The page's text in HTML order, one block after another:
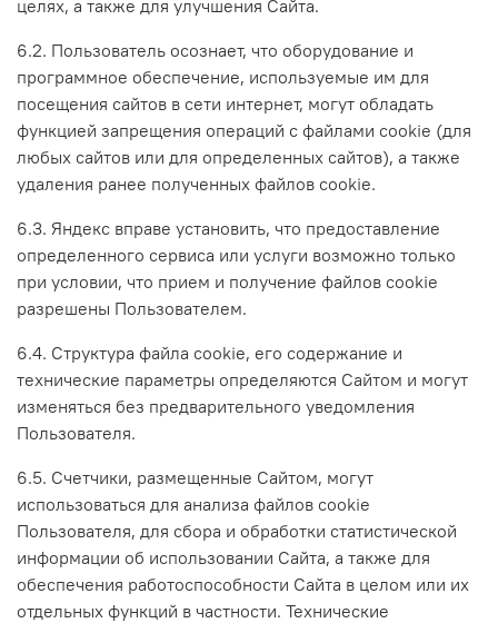
целях, а также для улучшения Сайта.
6.2. Пользователь осознает, что оборудование и
программное обеспечение, используемые им для
посещения сайтов в сети интернет, могут обладать
функцией запрещения операций с файлами cookie (для
любых сайтов или для определенных сайтов), а также
удаления ранее полученных файлов cookie.
6.3. Яндекс вправе установить, что предоставление
определенного сервиса или услуги возможно только
при условии, что прием и получение файлов cookie
разрешены Пользователем.
6.4. Структура файла cookie, его содержание и
технические параметры определяются Сайтом и могут
изменяться без предварительного уведомления
Пользователя.
6.5. Счетчики, размещенные Сайтом, могут
использоваться для анализа файлов cookie
Пользователя, для сбора и обработки статистической
информации об использовании Сайта, а также для
обеспечения работоспособности Сайта в целом или их
отдельных функций в частности. Технические